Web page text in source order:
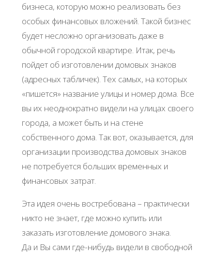
бизнеса, которую можно реализовать без
особых финансовых вложений. Такой бизнес
будет несложно организовать даже в
обычной городской квартире. Итак, речь
пойдет об изготовлении домовых знаков
(адресных табличек). Тех самых, на которых
«пишется» название улицы и номер дома. Все
вы их неоднократно видели на улицах своего
города, а может быть и на стене
собственного дома. Так вот, оказывается, для
организации производства домовых знаков
не потребуется больших временных и
финансовых затрат.
Эта идея очень востребована – практически
никто не знает, где можно купить или
заказать изготовление домового знака.
Да и Вы сами где-нибудь видели в свободной